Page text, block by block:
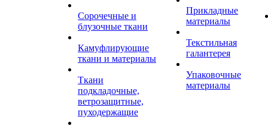
Сорочечные и
блузочные ткани
Камуфлирующие
ткани и материалы
Ткани
подкладочные,
ветрозащитные,
пуходержащие
Прикладные
материалы
Текстильная
галантерея
Упаковочные
материалы